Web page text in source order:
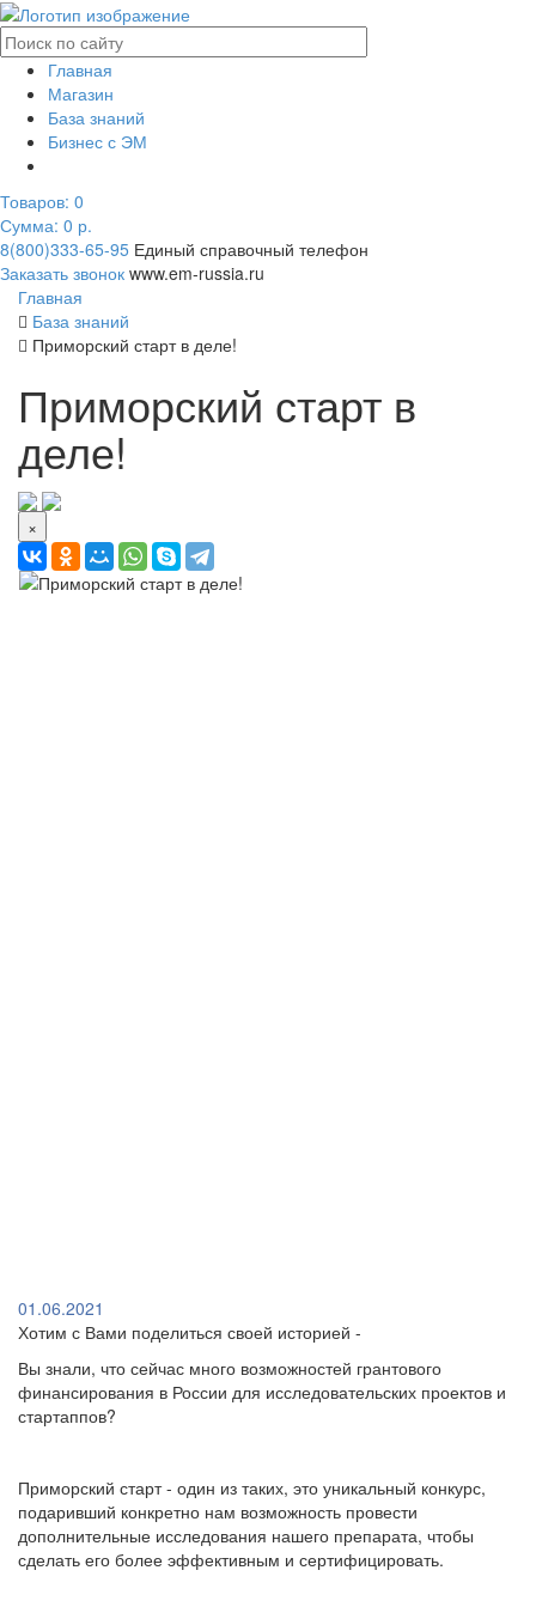
Главная
Магазин
База знаний
Бизнес с ЭМ
Товаров: 0
Сумма: 0 р.
8(800)333-65-95 Единый справочный телефон
Заказать звонок www.em-russia.ru
Главная
База знаний
Приморский старт в деле!
Приморский старт в
деле!
×
01.06.2021
Хотим с Вами поделиться своей историей -
Вы знали, что сейчас много возможностей грантового
финансирования в России для исследовательских проектов и
стартаппов?
Приморский старт - один из таких, это уникальный конкурс,
подаривший конкретно нам возможность провести
дополнительные исследования нашего препарата, чтобы
сделать его более эффективным и сертифицировать.